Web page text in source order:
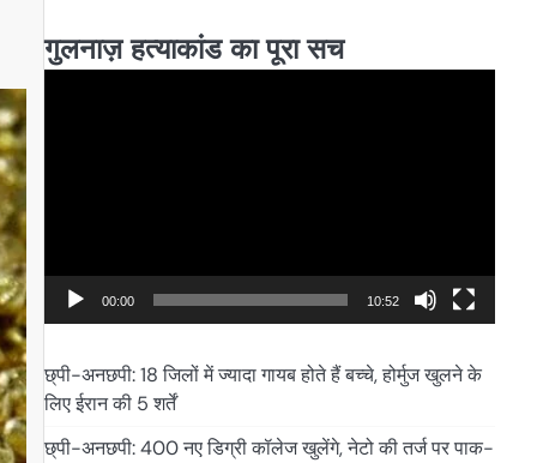
गुलनाज़ हत्याकांड का पूरा सच
00:00 10:52
छ्पी-अनछपी: 18 जिलों में ज्यादा गायब होते हैं बच्चे, होर्मुज खुलने के
लिए ईरान की 5 शर्तें
छ्पी-अनछपी: 400 नए डिग्री कॉलेज खुलेंगे, नेटो की तर्ज पर पाक-